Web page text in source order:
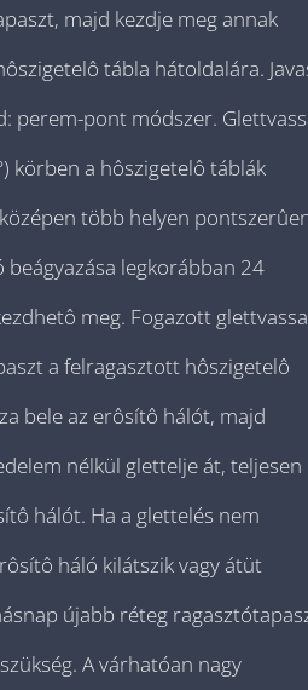
majd kezdje meg annak
tábla hátoldalára.
perem-pont módszer.
körben a hôszigetelô táblák
több helyen
beágyazása legkorábban 24
meg. Fogazott
a felragasztott hôszigetelô
bele az erôsítô hálót, majd
nélkül glettelje át, teljesen
hálót. Ha a glettelés nem
háló kilátszik vagy átüt
újabb réteg
A várhatóan nagy